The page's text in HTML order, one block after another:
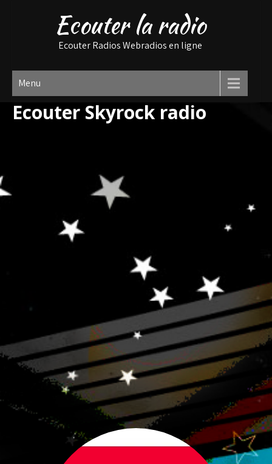
Ecouter la radio
Ecouter Radios Webradios en ligne
Menu
Ecouter Skyrock radio